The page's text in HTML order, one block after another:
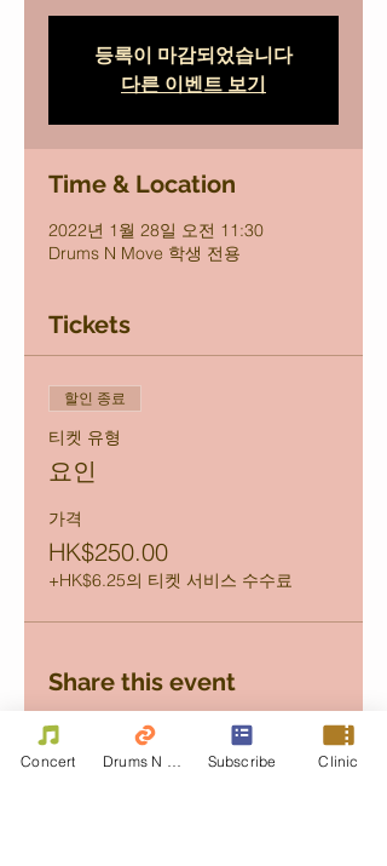
등록이 마감되었습니다
다른 이벤트 보기
Time & Location
2022년 1월 28일 오전 11:30
Drums N Move 학생 전용
Tickets
할인 종료
티켓 유형
요인
가격
HK$250.00
+HK$6.25의 티켓 서비스 수수료
Share this event
Concert Subscribe Clinic